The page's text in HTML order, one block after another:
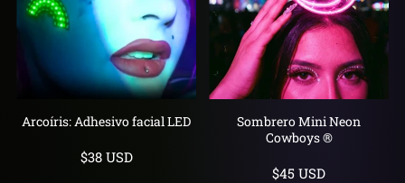
Arcoíris: Adhesivo facial LED
Precio
$38 USD
Sombrero Mini Neon
Cowboys ®
Precio
$45 USD